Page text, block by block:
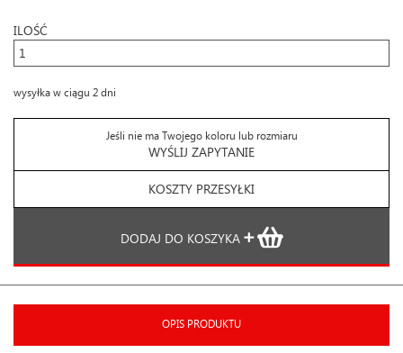
ILOŚĆ
wysyłka w ciągu 2 dni
Jeśli nie ma Twojego koloru lub rozmiaru
WYŚLIJ ZAPYTANIE
KOSZTY PRZESYŁKI
DODAJ DO KOSZYKA
OPIS PRODUKTU